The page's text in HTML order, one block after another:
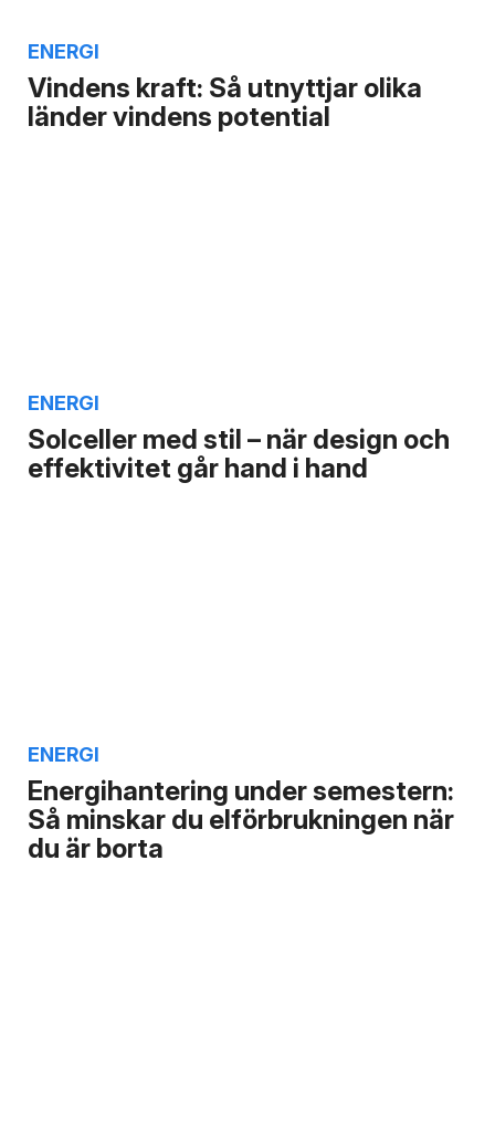
Vindens kraft: Så utnyttjar olika
länder vindens potential
ENERGI
Solceller med stil – när design och
effektivitet går hand i hand
ENERGI
Energihantering under semestern:
Så minskar du elförbrukningen när
du är borta
ENERGI